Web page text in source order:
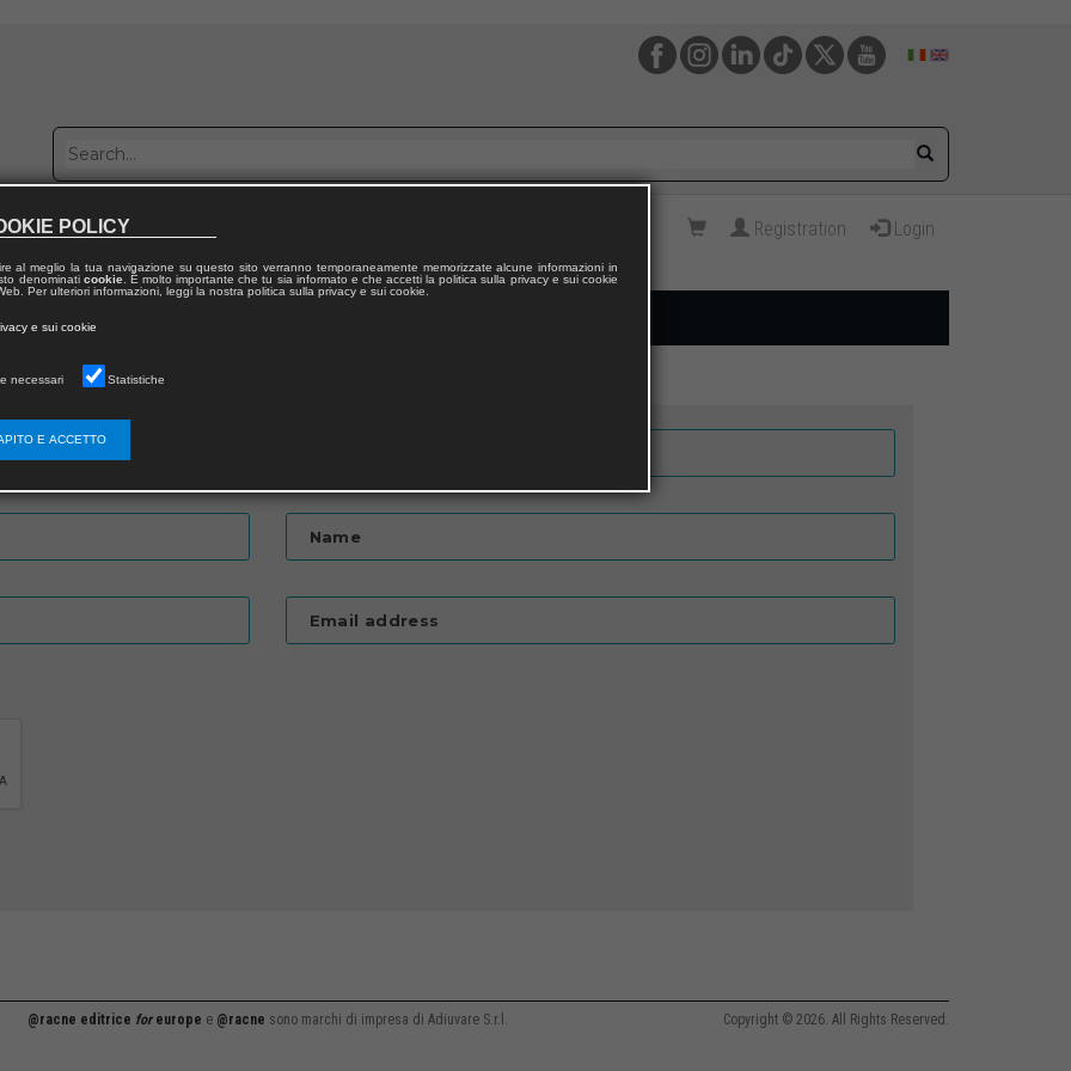
with us Registration Login
Name
Email address
@racne editrice foreurope e @racne sono marchi di impresa di Adiuvare S.r.l. Copyright © 2026. All Rights Reserved.
POLICY
al meglio la tua navigazione su questo sito verranno temporaneamente memorizzate alcune informazioni in
denominati cookie. È molto importante che tu sia informato e che accetti la politica sulla privacy e sui cookie
Per ulteriori informazioni, leggi la nostra politica sulla privacy e sui cookie.
e sui cookie
necessari Statistiche
E ACCETTO